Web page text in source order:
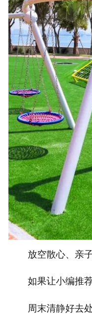
放空散心、亲
如果让小编推
周末清静好去处